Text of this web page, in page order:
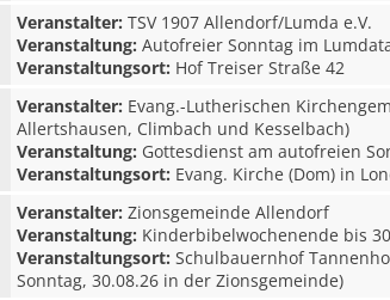
Veranstalter: TSV 1907 Allendorf/Lumda e.V.
Veranstaltung: Autofreier Sonntag im
Veranstaltungsort: Hof Treiser Straße 42
Veranstalter: Evang.-Lutherischen
Allertshausen, Climbach und Kesselbach)
Veranstaltung: Gottesdienst am autofreien
Veranstaltungsort: Evang. Kirche (Dom) in
Veranstalter: Zionsgemeinde Allendorf
Veranstaltung: Kinderbibelwochenende bis
Veranstaltungsort: Schulbauernhof
Sonntag, 30.08.26 in der Zionsgemeinde)